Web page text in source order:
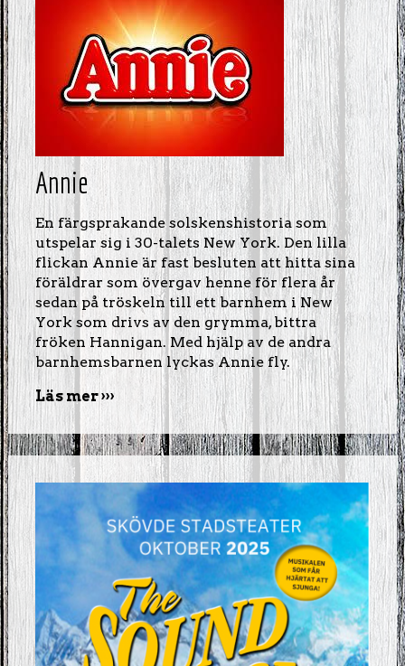
Annie
En färgsprakande solskenshistoria som
utspelar sig i 30-talets New York. Den lilla
flickan Annie är fast besluten att hitta sina
föräldrar som övergav henne för flera år
sedan på tröskeln till ett barnhem i New
York som drivs av den grymma, bittra
fröken Hannigan. Med hjälp av de andra
barnhemsbarnen lyckas Annie fly.
Läs mer